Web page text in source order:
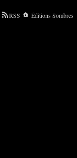
RSS
Éditions Sombres